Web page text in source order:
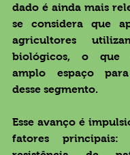
dado é ainda mais
se considera que
agricultores
biológicos, o que
amplo espaço
desse segmento.
Esse avanço é
fatores principais: